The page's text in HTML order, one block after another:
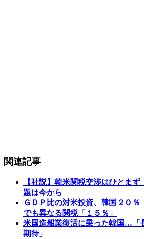
関連記事
【社説】韓米関税交渉はひとま
題は今から
ＧＤＰ比の対米投資、韓国２０
でも異なる関税「１５％」
米国造船業復活に乗った韓国…「
期待」